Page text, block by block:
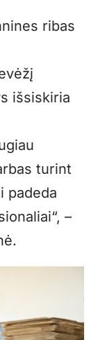
ribas
išsiskiria
turint
padeda
–